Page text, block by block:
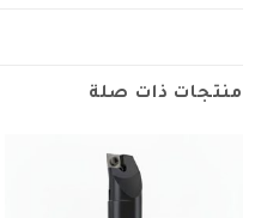
منتجات ذات صلة